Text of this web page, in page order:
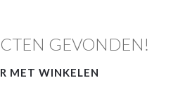
GEVONDEN!
MET WINKELEN